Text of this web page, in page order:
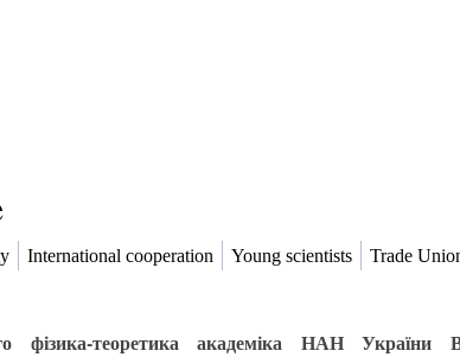
International cooperation Young scientists Trade
фізика-теоретика академіка НАН України